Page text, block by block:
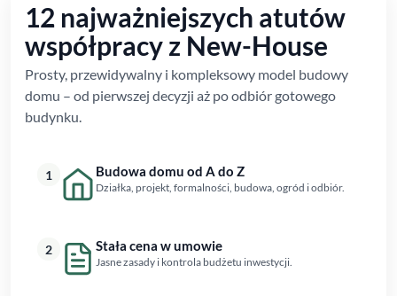
12 najważniejszych atutów
współpracy z New-House
Prosty, przewidywalny i kompleksowy model budowy
domu – od pierwszej decyzji aż po odbiór gotowego
budynku.
1 Budowa domu od A do Z
Działka, projekt, formalności, budowa, ogród i odbiór.
2 Stała cena w umowie
Jasne zasady i kontrola budżetu inwestycji.